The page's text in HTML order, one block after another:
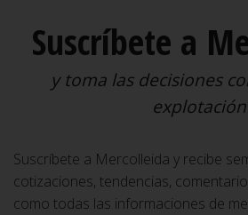
Suscríbete a
y toma las decisiones
explotación
Suscríbete a Mercolleida y recibe
cotizaciones, tendencias,
como todas las informaciones de